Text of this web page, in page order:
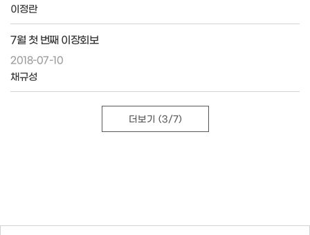
이정란
7월 첫 번째 이장회보
2018-07-10
채규성
더보기 (3/7)